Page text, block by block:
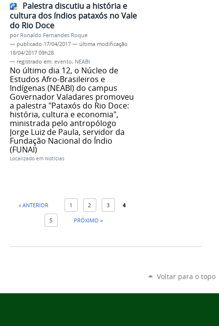
Palestra discutiu a história e
cultura dos índios pataxós no Vale
do Rio Doce
por Ronaldo Fernandes Roque
— publicado 17/04/2017 — última modificação
18/04/2017 09h28
— registrado em: evento, NEABI
No último dia 12, o Núcleo de
Estudos Afro-Brasileiros e
Indígenas (NEABI) do campus
Governador Valadares promoveu
a palestra "Pataxós do Rio Doce:
história, cultura e economia",
ministrada pelo antropólogo
Jorge Luiz de Paula, servidor da
Fundação Nacional do Índio
(FUNAI)
Localizado em Notícias
« ANTERIOR 1 2 3 4
5 PRÓXIMO »
Voltar para o topo